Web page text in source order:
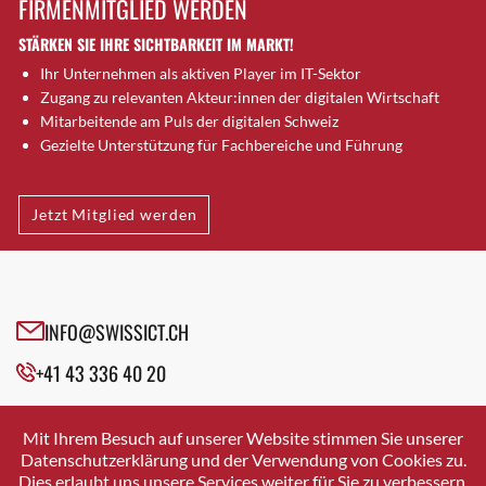
Brugg AG
Brütten
Bubendorf
Bubikon
Buchs (SG)
Bäretswil
Bülach
Cazis
Crissier
Davos Platz
Dierikon
Dietikon
FIRMENMITGLIED WERDEN
STÄRKEN SIE IHRE SICHTBARKEIT IM MARKT!
Ihr Unternehmen als aktiven Player im IT-Sektor
Zugang zu relevanten Akteur:innen der digitalen Wirtschaft
Mitarbeitende am Puls der digitalen Schweiz
Gezielte Unterstützung für Fachbereiche und Führung
Jetzt Mitglied werden
INFO@SWISSICT.CH
+41 43 336 40 20
SWISSICT
VULKANSTRASSE 120
8048 ZURICH
Mit Ihrem Besuch auf unserer Website stimmen Sie unserer
Datenschutzerklärung und der Verwendung von Cookies zu.
Dies erlaubt uns unsere Services weiter für Sie zu verbessern.